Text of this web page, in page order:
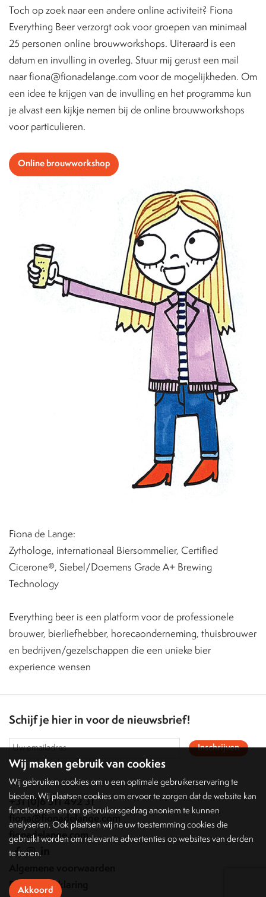
Toch op zoek naar een andere online activiteit? Fiona
Everything Beer verzorgt ook voor groepen van minimaal
25 personen online brouwworkshops. Uiteraard is een
datum en invulling in overleg. Stuur mij gerust een mail
naar fiona@fionadelange.com voor de mogelijkheden. Om
een idee te krijgen van de invulling en het programma kun
je alvast een kijkje nemen bij de online brouwworkshops
voor particulieren.
Online brouwworkshop
Fiona de Lange:
Zythologe, internationaal Biersommelier, Certified
Cicerone®, Siebel/Doemens Grade A+ Brewing
Technology
Everything beer is een platform voor de professionele
brouwer, bierliefhebber, horecaonderneming, thuisbrouwer
en bedrijven/gezelschappen die een unieke bier
experience wensen
Schijf je hier in voor de nieuwsbrief!
Inschrijven
+31 (0)6 511 492 31
fiona@fionadelange.com
fionadelange.com
Privacy verklaring
Wij maken gebruik van cookies
Wij gebruiken cookies om u een optimale gebruikerservaring te
bieden. Wij plaatsen cookies om ervoor te zorgen dat de website kan
functioneren en om gebruikersgedrag anoniem te kunnen
analyseren. Ook plaatsen wij na uw toestemming cookies die
gebruikt worden om relevante advertenties op websites van derden
te tonen.
Akkoord